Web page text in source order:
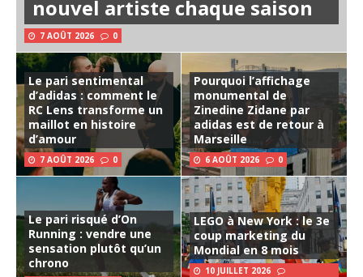
nouvel artiste chaque saison
7 AOÛT 2026 0
Le pari sentimental
d’adidas : comment le
RC Lens transforme un
maillot en histoire
d’amour
7 AOÛT 2026 0
Pourquoi l’affichage
monumental de
Zinedine Zidane par
adidas est de retour à
Marseille
6 AOÛT 2026 0
Le pari risqué d’On
Running : vendre une
sensation plutôt qu’un
chrono
LEGO à New York : le 3e
coup marketing du
Mondial en 8 mois
10 JUILLET 2026